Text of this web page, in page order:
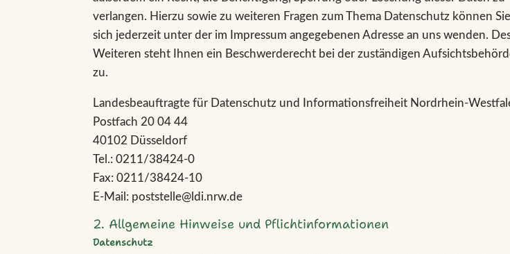
verlangen. Hierzu sowie zu weiteren Fragen zum Thema Datenschutz können Sie
sich jederzeit unter der im Impressum angegebenen Adresse an uns wenden.
Weiteren steht Ihnen ein Beschwerderecht bei der zuständigen
zu.
Landesbeauftragte für Datenschutz und Informationsfreiheit Nordrhein-
Postfach 20 04 44
40102 Düsseldorf
Tel.: 0211/38424-0
Fax: 0211/38424-10
E-Mail: poststelle@ldi.nrw.de
2. Allgemeine Hinweise und Pflichtinformationen
Datenschutz